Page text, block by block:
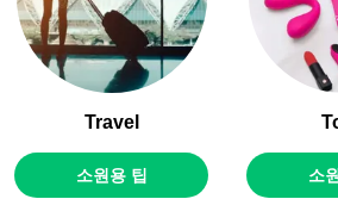
Travel
소원용 팁 소